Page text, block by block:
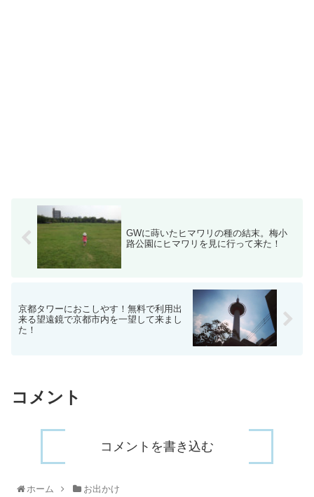
GWに蒔いたヒマワリの種の結末。梅小
路公園にヒマワリを見に行って来た！
京都タワーにおこしやす！無料で利用出
来る望遠鏡で京都市内を一望して来まし
た！
コメント
コメントを書き込む
ホーム お出かけ